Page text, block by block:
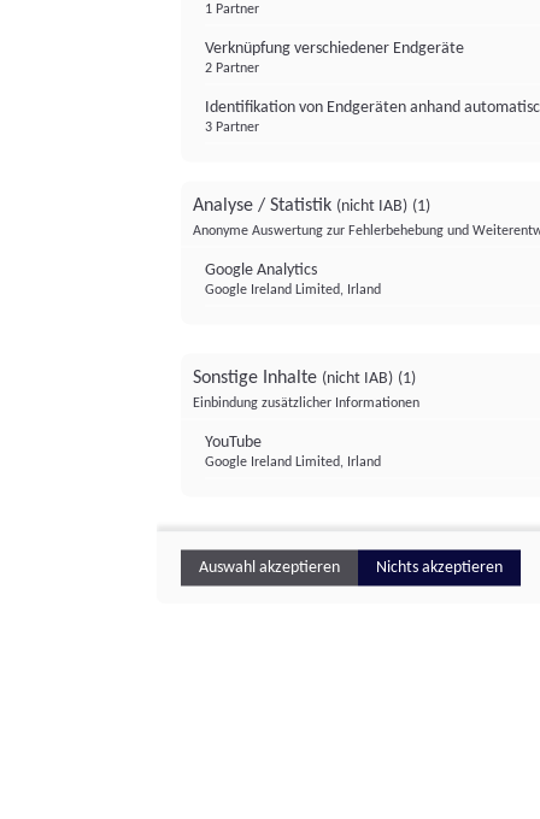
1 Partner
Verknüpfung verschiedener Endgeräte
2 Partner
Identifikation von Endgeräten anhand
3 Partner
Analyse / Statistik (nicht IAB) (1)
Anonyme Auswertung zur Fehlerbehebung und
Google Analytics
Google Ireland Limited, Irland
Sonstige Inhalte (nicht IAB) (1)
Einbindung zusätzlicher Informationen
YouTube
Google Ireland Limited, Irland
Auswahl akzeptieren Nichts akzeptieren